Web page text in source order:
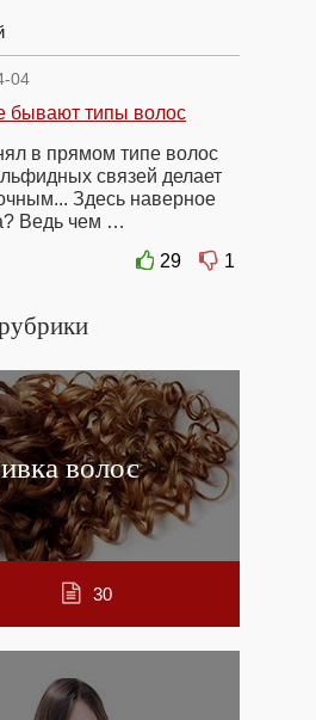
04
бывают типы волос
в прямом типе волос
связей делает
Здесь наверное
Ведь чем …
29
1
волос
30